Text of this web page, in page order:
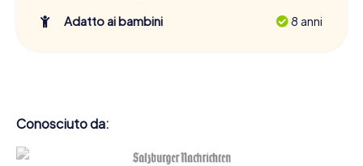
Adatto ai bambini
8 anni
Conosciuto da: